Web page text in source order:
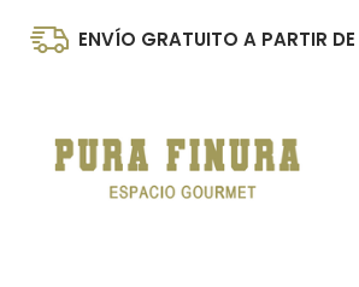
ENVÍO GRATUITO A PARTIR